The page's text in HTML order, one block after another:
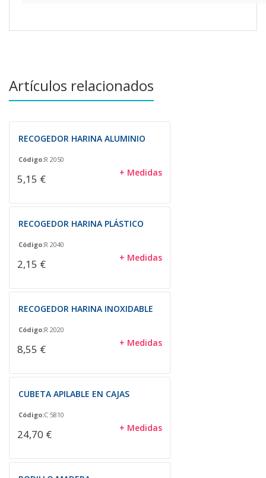
Artículos relacionados
RECOGEDOR HARINA ALUMINIO
Código:R 2050
5,15 € + Medidas
RECOGEDOR HARINA PLÁSTICO
Código:R 2040
2,15 € + Medidas
RECOGEDOR HARINA INOXIDABLE
Código:R 2020
8,55 € + Medidas
CUBETA APILABLE EN CAJAS
Código:C 5810
24,70 € + Medidas